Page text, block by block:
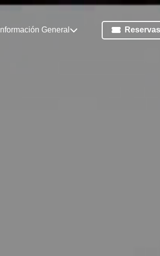
Información General Reservas